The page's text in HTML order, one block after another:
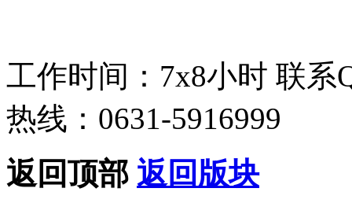
工作时间：7x8小时 联系
热线：0631-5916999
返回顶部 返回版块